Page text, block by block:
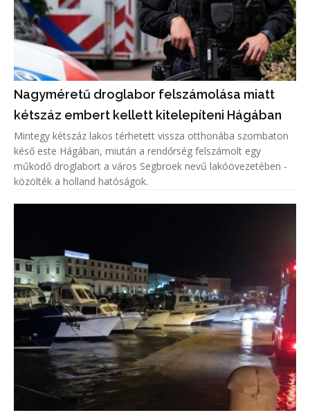
Nagyméretű droglabor felszámolása miatt
kétszáz embert kellett kitelepíteni Hágában
Mintegy kétszáz lakos térhetett vissza otthonába szombaton
késő este Hágában, miután a rendőrség felszámolt egy
működő droglabort a város Segbroek nevű lakóövezetében -
közölték a holland hatóságok.